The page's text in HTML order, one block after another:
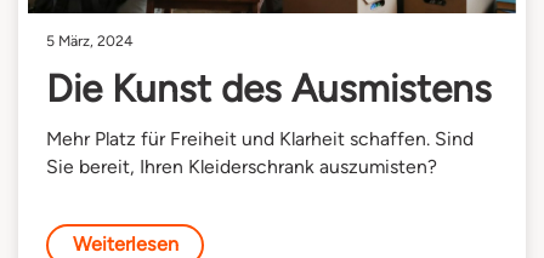
5 März, 2024
Die Kunst des Ausmistens
Mehr Platz für Freiheit und Klarheit schaffen. Sind
Sie bereit, Ihren Kleiderschrank auszumisten?
Weiterlesen